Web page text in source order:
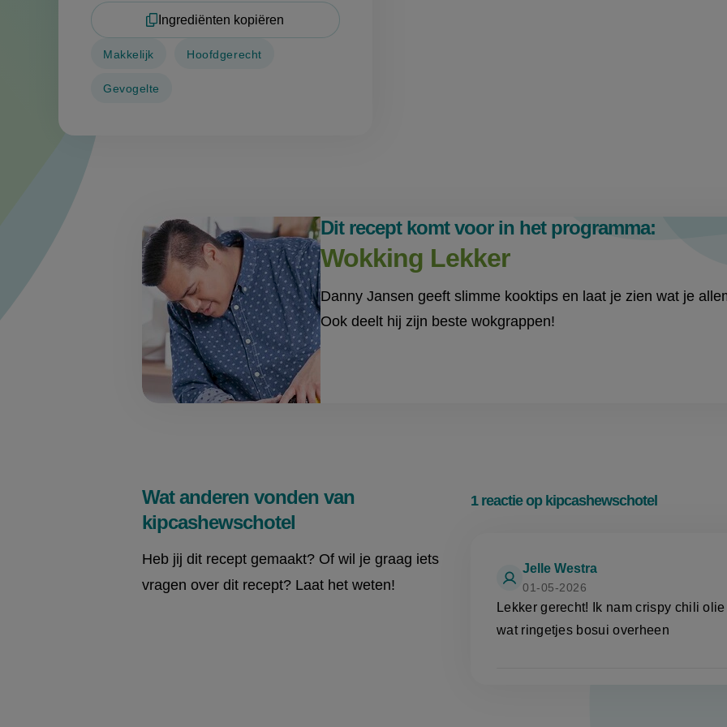
Ingrediënten kopiëren
Makkelijk Hoofdgerecht
Gevogelte
Dit recept komt voor in het programma:
Wokking Lekker
Danny Jansen geeft slimme kooktips en laat je zien wat je
Ook deelt hij zijn beste wokgrappen!
Wat anderen vonden van
kipcashewschotel
Heb jij dit recept gemaakt? Of wil je graag iets
vragen over dit recept? Laat het weten!
1 reactie op kipcashewschotel
Lekker gerecht! Ik nam crispy chili
wat ringetjes bosui overheen
Jelle Westra
01-05-2026